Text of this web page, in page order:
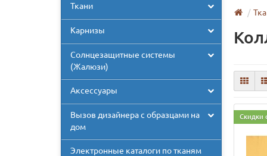
Ткани
Карнизы
Солнцезащитные системы
(Жалюзи)
Аксессуары
Вызов дизайнера с образцами на
дом
Электронные каталоги по тканям
Скидки